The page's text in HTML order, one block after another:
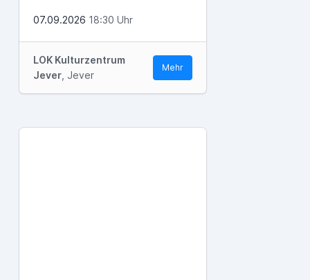
07.09.2026 18:30 Uhr
LOK Kulturzentrum
Jever , Jever
Mehr